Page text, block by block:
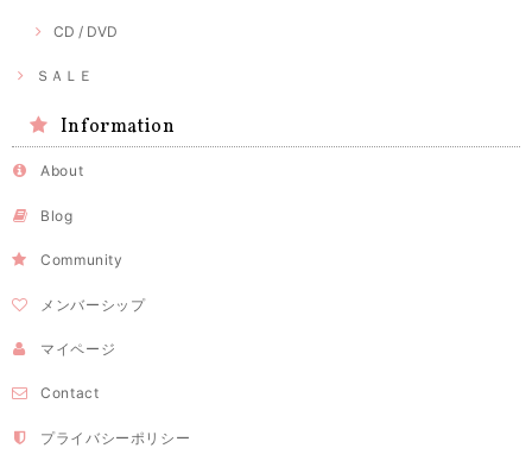
CD / DVD
ＳＡＬＥ
Information
About
Blog
Community
メンバーシップ
マイページ
Contact
プライバシーポリシー